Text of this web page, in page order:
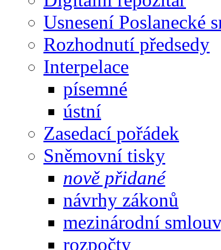
Usnesení Poslanecké
Rozhodnutí předsedy
Interpelace
písemné
ústní
Zasedací pořádek
Sněmovní tisky
nově přidané
návrhy zákonů
mezinárodní
rozpočty